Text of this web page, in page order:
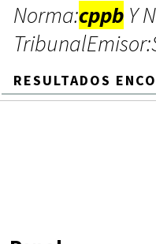
Norma:cppb Y
RESULTADOS